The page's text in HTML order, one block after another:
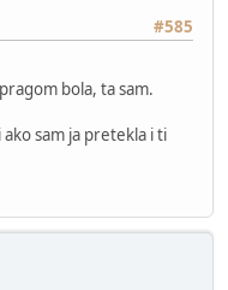
#585
bola, ta sam.
sam ja pretekla i ti